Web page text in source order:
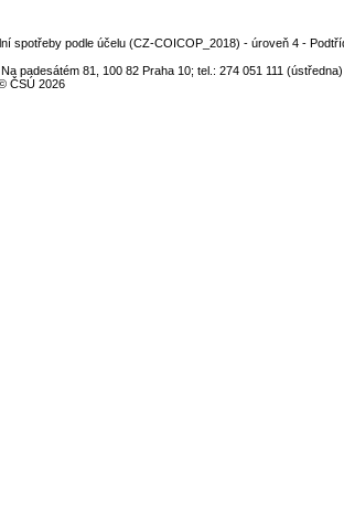
spotřeby podle účelu (CZ-COICOP_2018) - úroveň 4 -
padesátém 81, 100 82 Praha 10; tel.: 274 051 111 (ústředna)
ČSÚ 2026